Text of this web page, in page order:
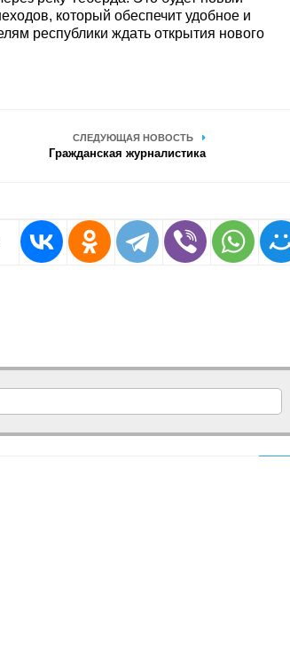
который обеспечит удобное и
республики ждать открытия нового
СЛЕДУЮЩАЯ НОВОСТЬ
Гражданская журналистика